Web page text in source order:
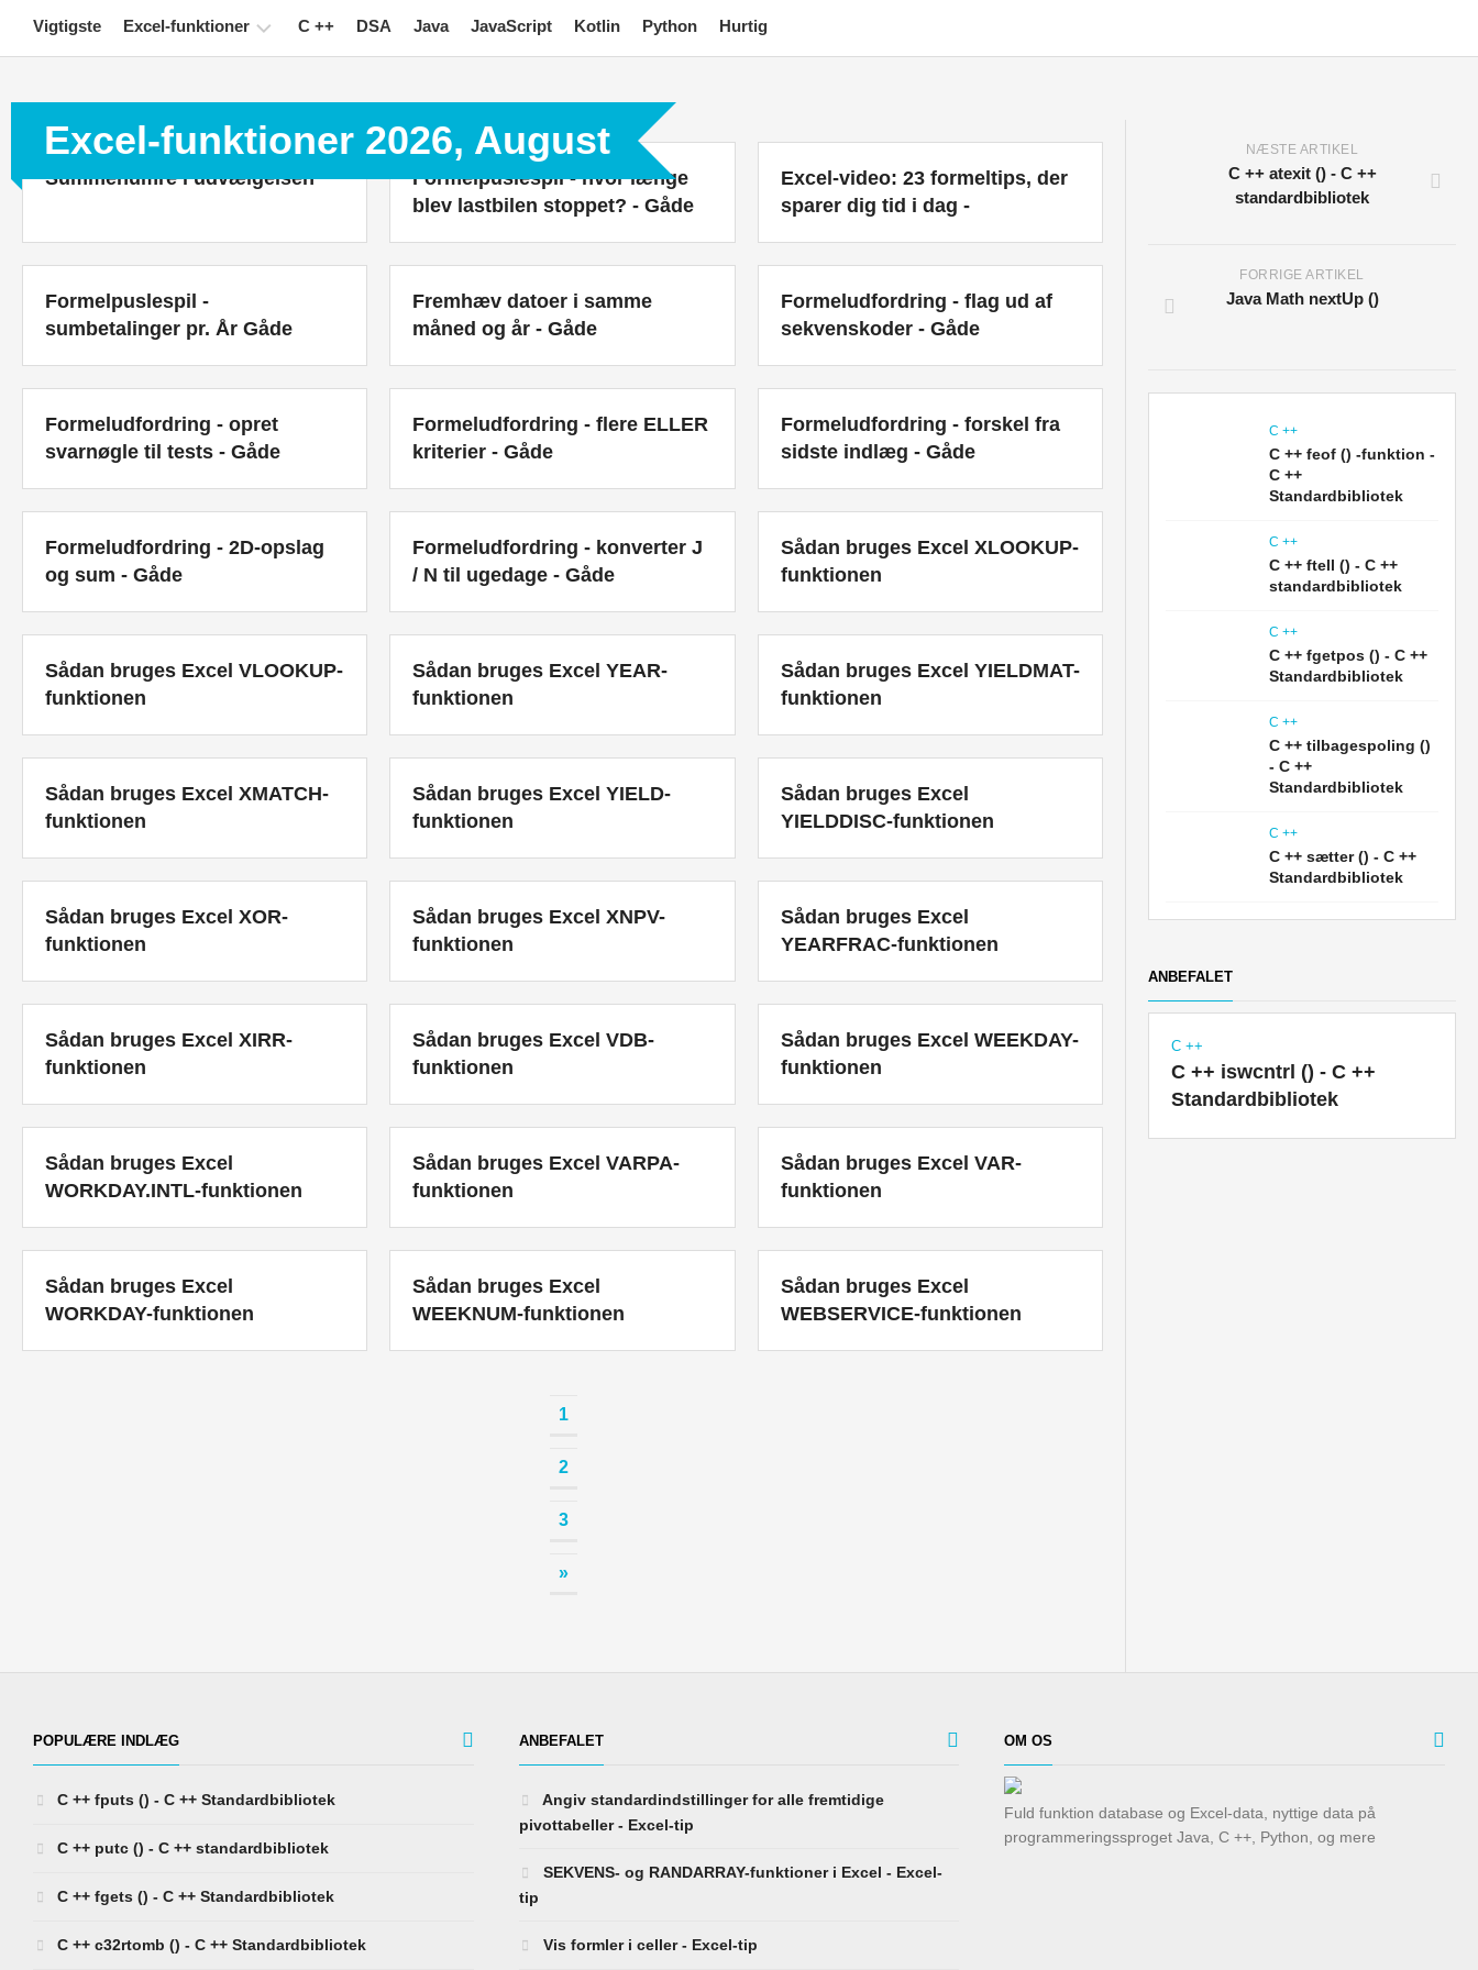
content
Vigtigste Excel-funktioner
Excel-
Tastaturgenveje
Lektioner
Nyheder
Drejebord
C ++ DSA Java JavaScript Kotlin Python Hurtig
Excel-funktioner 2026, August
Summenumre i udvælgelsen
Formelpuslespil - hvor længe
blev lastbilen stoppet? - Gåde
Excel-video: 23 formeltips, der
sparer dig tid i dag -
Formelpuslespil -
sumbetalinger pr. År Gåde
Fremhæv datoer i samme
måned og år - Gåde
Formeludfordring - flag ud af
sekvenskoder - Gåde
Formeludfordring - opret
svarnøgle til tests - Gåde
Formeludfordring - flere ELLER
kriterier - Gåde
Formeludfordring - forskel fra
sidste indlæg - Gåde
Formeludfordring - 2D-opslag
og sum - Gåde
Formeludfordring - konverter J
/ N til ugedage - Gåde
Sådan bruges Excel XLOOKUP-
funktionen
Sådan bruges Excel VLOOKUP-
funktionen
Sådan bruges Excel YEAR-
funktionen
Sådan bruges Excel YIELDMAT-
funktionen
Sådan bruges Excel XMATCH-
funktionen
Sådan bruges Excel YIELD-
funktionen
Sådan bruges Excel
YIELDDISC-funktionen
Sådan bruges Excel XOR-
funktionen
Sådan bruges Excel XNPV-
funktionen
Sådan bruges Excel
YEARFRAC-funktionen
Sådan bruges Excel XIRR-
funktionen
Sådan bruges Excel VDB-
funktionen
Sådan bruges Excel WEEKDAY-
funktionen
Sådan bruges Excel
WORKDAY.INTL-funktionen
Sådan bruges Excel VARPA-
funktionen
Sådan bruges Excel VAR-
funktionen
Sådan bruges Excel
WORKDAY-funktionen
Sådan bruges Excel
WEEKNUM-funktionen
Sådan bruges Excel
WEBSERVICE-funktionen
1
2
3
»
NÆSTE ARTIKEL
C ++ atexit () - C ++
standardbibliotek
FORRIGE ARTIKEL
Java Math nextUp ()
C ++
C ++ feof () -funktion -
C ++
Standardbibliotek
C ++
C ++ ftell () - C ++
standardbibliotek
C ++
C ++ fgetpos () - C ++
Standardbibliotek
C ++
C ++ tilbagespoling ()
- C ++
Standardbibliotek
C ++
C ++ sætter () - C ++
Standardbibliotek
ANBEFALET
C ++
C ++ iswcntrl () - C ++
Standardbibliotek
POPULÆRE INDLÆG
C ++ fputs () - C ++ Standardbibliotek
C ++ putc () - C ++ standardbibliotek
C ++ fgets () - C ++ Standardbibliotek
C ++ c32rtomb () - C ++ Standardbibliotek
ANBEFALET
Angiv standardindstillinger for alle fremtidige
pivottabeller - Excel-tip
SEKVENS- og RANDARRAY-funktioner i Excel - Excel-
tip
Vis formler i celler - Excel-tip
OM OS
Fuld funktion database og Excel-data, nyttige data på
programmeringssproget Java, C ++, Python, og mere